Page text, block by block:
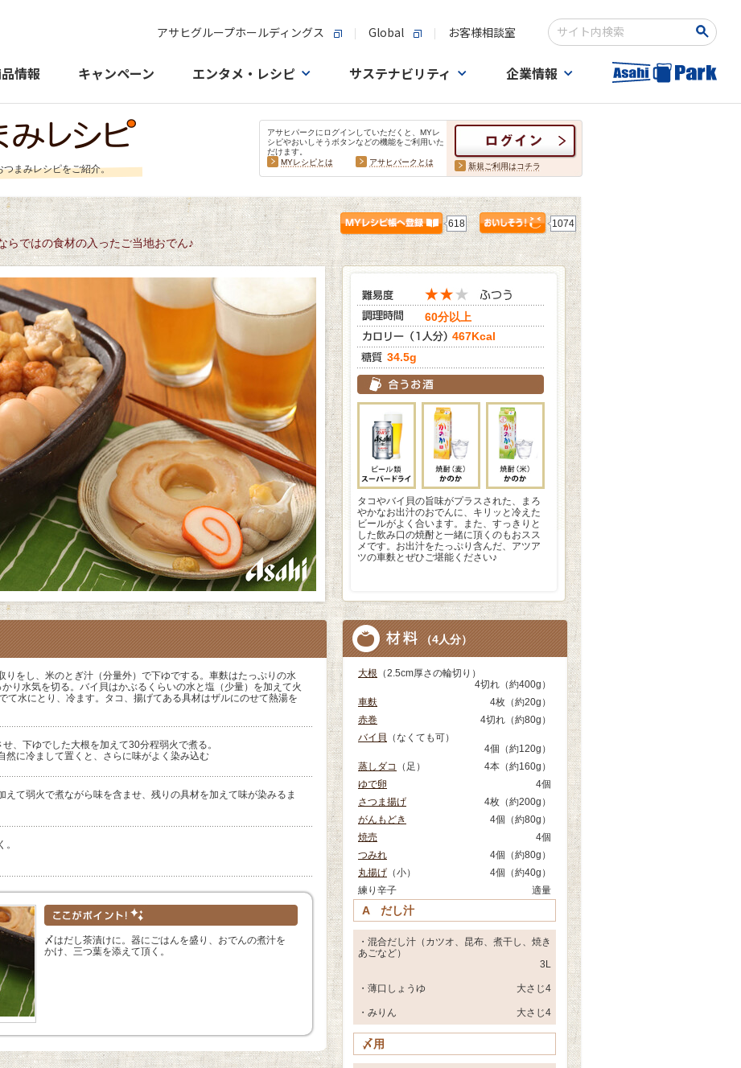
アサヒグループホールディングス Global お客様相談室
検索キーワード入力
情報 キャンペーン エンタメ・レシピ サステナビリティ 企業情報
つまみレシピをご紹介。
アサヒパークにログインしていただくと、MYレ
シピやおいしそうボタンなどの機能をご利用いた
だけます。
MYレシピとは
アサヒパークとは 新規ご利用はコチラ
618 1074
らではの食材の入ったご当地おでん♪
60分以上
467Kcal
34.5g
タコやバイ貝の旨味がプラスされた、まろ
やかなお出汁のおでんに、キリッと冷えた
ビールがよく合います。また、すっきりと
した飲み口の焼酎と一緒に頂くのもおスス
メです。お出汁をたっぷり含んだ、アツア
ツの車麩とぜひご堪能ください♪
りをし、米のとぎ汁（分量外）で下ゆでする。車麩はたっぷりの水
り水気を切る。バイ貝はかぶるくらいの水と塩（少量）を加えて火
て水にとり、冷ます。タコ、揚げてある具材はザルにのせて熱湯を
、下ゆでした大根を加えて30分程弱火で煮る。
に冷まして置くと、さらに味がよく染み込む
えて弱火で煮ながら味を含ませ、残りの具材を加えて味が染みるま
〆はだし茶漬けに。器にごはんを盛り、おでんの煮汁を
かけ、三つ葉を添えて頂く。
（4人分）
大根 （2.5cm厚さの輪切り）
4切れ（約400g）
車麩
4枚（約20g）
赤巻
4切れ（約80g）
バイ貝 （なくても可）
4個（約120g）
蒸しダコ
（足）
4本（約160g）
ゆで卵
4個
さつま揚げ
4枚（約200g）
がんもどき
4個（約80g）
焼売
4個
つみれ
4個（約80g）
丸揚げ （小）
4個（約40g）
練り辛子
適量
A だし汁
・混合だし汁（カツオ、昆布、煮干し、焼き
あごなど）
3L
・薄口しょうゆ 大さじ4
・みりん 大さじ4
〆用